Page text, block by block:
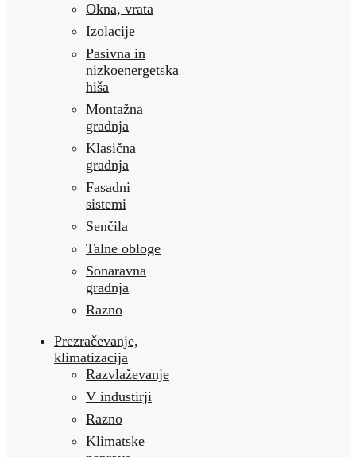
Okna, vrata
Izolacije
Pasivna in
nizkoenergetska
hiša
Montažna
gradnja
Klasična
gradnja
Fasadni
sistemi
Senčila
Talne obloge
Sonaravna
gradnja
Razno
Prezračevanje,
klimatizacija
Razvlaževanje
V industirji
Razno
Klimatske